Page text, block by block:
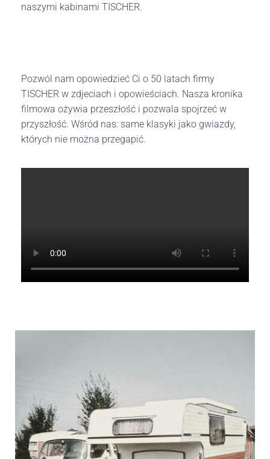
naszymi kabinami TISCHER.
Pozwól nam opowiedzieć Ci o 50 latach firmy
TISCHER w zdjeciach i opowieściach. Nasza kronika
filmowa ożywia przeszłość i pozwala spojrzeć w
przyszłość. Wśród nas: same klasyki jako gwiazdy,
których nie można przegapić.